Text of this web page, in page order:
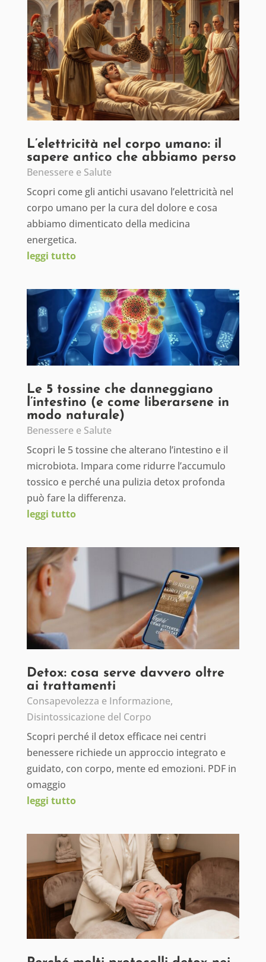
L’elettricità nel corpo umano: il
sapere antico che abbiamo perso
Benessere e Salute
Scopri come gli antichi usavano l’elettricità nel
corpo umano per la cura del dolore e cosa
abbiamo dimenticato della medicina
energetica.
leggi tutto
Le 5 tossine che danneggiano
l’intestino (e come liberarsene in
modo naturale)
Benessere e Salute
Scopri le 5 tossine che alterano l’intestino e il
microbiota. Impara come ridurre l’accumulo
tossico e perché una pulizia detox profonda
può fare la differenza.
leggi tutto
Detox: cosa serve davvero oltre
ai trattamenti
Consapevolezza e Informazione,
Disintossicazione del Corpo
Scopri perché il detox efficace nei centri
benessere richiede un approccio integrato e
guidato, con corpo, mente ed emozioni. PDF in
omaggio
leggi tutto